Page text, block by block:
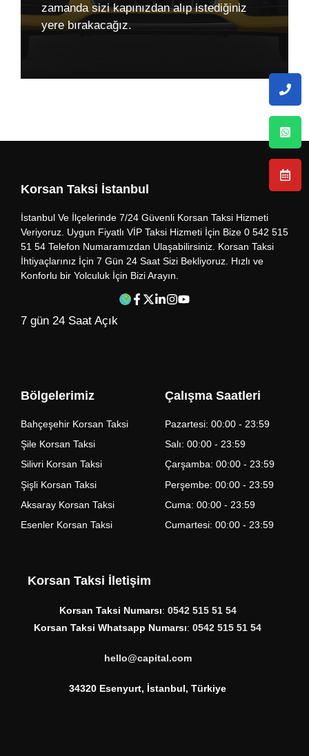
zamanda sizi kapınızdan alıp istediğiniz
yere bırakacağız.
Korsan Taksi İstanbul
İstanbul Ve İlçelerinde 7/24 Güvenli Korsan Taksi Hizmeti
Veriyoruz. Uygun Fiyatlı VİP Taksi Hizmeti İçin Bize 0 542 515
51 54 Telefon Numaramızdan Ulaşabilirsiniz. Korsan Taksi
İhtiyaçlarınız İçin 7 Gün 24 Saat Sizi Bekliyoruz. Hızlı ve
Konforlu bir Yolculuk İçin Bizi Arayın.
7 gün 24 Saat Açık
Bölgelerimiz
Bahçeşehir Korsan Taksi
Şile Korsan Taksi
Silivri Korsan Taksi
Şişli Korsan Taksi
Aksaray Korsan Taksi
Esenler Korsan Taksi
Çalışma Saatleri
Pazartesi: 00:00 - 23:59
Salı: 00:00 - 23:59
Çarşamba: 00:00 - 23:59
Perşembe: 00:00 - 23:59
Cuma: 00:00 - 23:59
Cumartesi: 00:00 - 23:59
Korsan Taksi İletişim
Korsan Taksi Numarsı: 0542 515 51 54
Korsan Taksi Whatsapp Numarsı: 0542 515 51 54
hello@capital.com
34320 Esenyurt, İstanbul, Türkiye